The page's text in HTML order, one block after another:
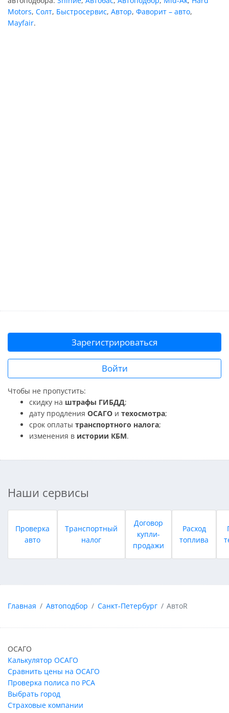
Motors, Солт, Быстросервис, Автор, Фаворит – авто,
Mayfair.
Зарегистрироваться
Войти
Чтобы не пропустить:
скидку на штрафы ГИБДД;
дату продления ОСАГО и техосмотра;
срок оплаты транспортного налога;
изменения в истории КБМ.
Наши сервисы
Проверка
авто
Транспортный
налог
Договор
купли-
продажи
Расход
топлива
Главная Автоподбор Санкт-Петербург АвтоR
ОСАГО
Калькулятор ОСАГО
Сравнить цены на ОСАГО
Проверка полиса по РСА
Выбрать город
Страховые компании